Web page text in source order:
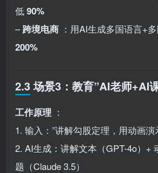
低90%
–跨境电商 ：用AI生成多国语言+
200%
2.3 场景3：教育”AI老师+AI
工作原理 ：
1. 输入：”讲解勾股定理，用动画演
2. AI生成：讲解文本（GPT-4o）+
题（Claude 3.5）